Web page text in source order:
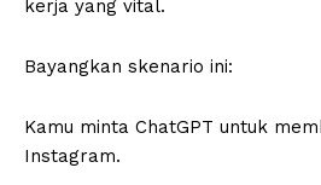
kerja yang vital.
Bayangkan skenario ini:
Kamu minta ChatGPT untuk
Instagram.